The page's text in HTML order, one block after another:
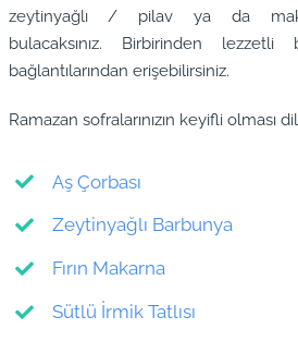
zeytinyağlı / pilav ya da
bulacaksınız. Birbirinden
bağlantılarından erişebilirsiniz.
Ramazan sofralarınızın keyifli olması
Aş Çorbası
Zeytinyağlı Barbunya
Fırın Makarna
Sütlü İrmik Tatlısı